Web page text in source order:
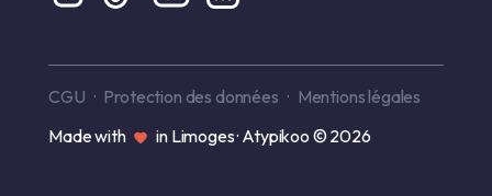
CGU Protection des données
Mentions légales
Made with
in Limoges · Atypikoo © 2026